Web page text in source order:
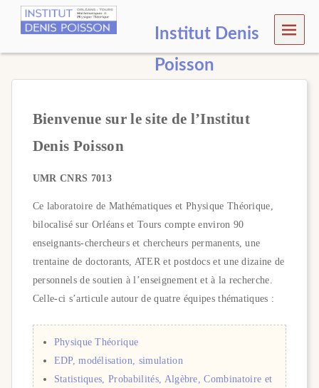
Institut Denis
Poisson
MEN
U
Bienvenue sur le site de l’Institut
Denis Poisson
UMR CNRS 7013
Ce laboratoire de Mathématiques et Physique Théorique,
bilocalisé sur Orléans et Tours compte environ 90
enseignants-chercheurs et chercheurs permanents, une
trentaine de doctorants, ATER et postdocs et une dizaine de
personnels de soutien à l’enseignement et à la recherche.
Celle-ci s’articule autour de quatre équipes thématiques :
Physique Théorique
EDP, modélisation, simulation
Statistiques, Probabilités, Algèbre, Combinatoire et